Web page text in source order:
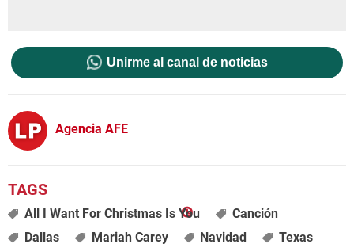
Unirme al canal de noticias
Agencia AFE
All I Want For Christmas Is You
Canción
Dallas
Mariah Carey Navidad Texas